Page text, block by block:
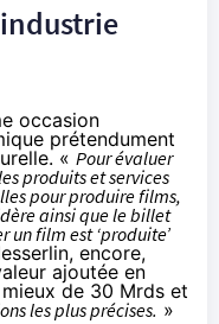
occasion
prétendument
« Pour évaluer
produits et services
pour produire films,
ainsi que le billet
un film est ‘produite’
encore,
ajoutée en
de 30 Mrds et
les plus précises. »